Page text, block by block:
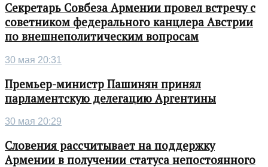
Секретарь Совбеза Армении провел встречу с
советником федерального канцлера Австрии
по внешнеполитическим вопросам
30 мая 20:31
Премьер-министр Пашинян принял
парламентскую делегацию Аргентины
30 мая 20:29
Словения рассчитывает на поддержку
Армении в получении статуса непостоянного